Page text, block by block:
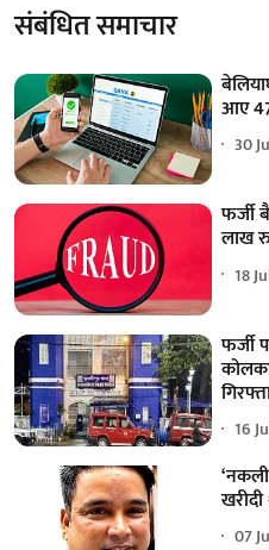
संबंधित समाचार
आए
30
फर्जी
लाख
18
फर्जी
16
07